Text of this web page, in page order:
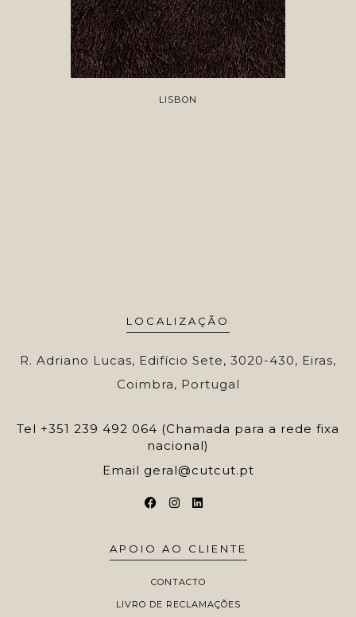
LISBON
LOCALIZAÇÃO
R. Adriano Lucas, Edifício Sete, 3020-430, Eiras,
Coimbra, Portugal
Tel +351 239 492 064 (Chamada para a rede fixa
nacional)
Email geral@cutcut.pt
APOIO AO CLIENTE
CONTACTO
LIVRO DE RECLAMAÇÕES